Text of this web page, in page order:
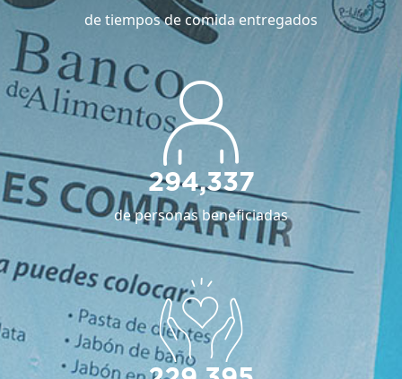
de tiempos de comida entregados
294,337
de personas beneficiadas